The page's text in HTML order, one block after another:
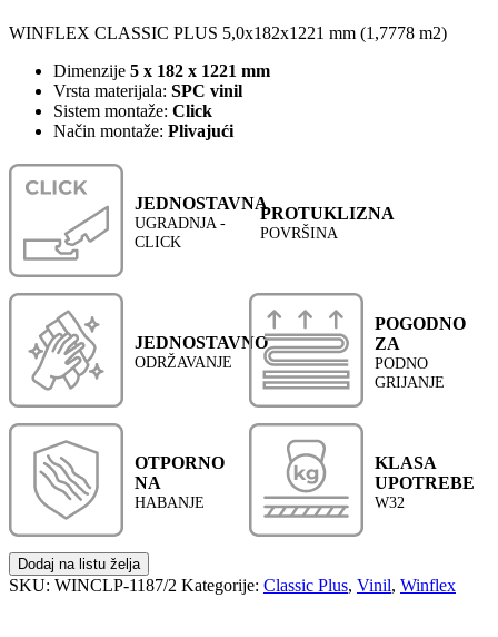
WINFLEX CLASSIC PLUS 5,0x182x1221 mm (1,7778 m2)
Dimenzije 5 x 182 x 1221 mm
Vrsta materijala: SPC vinil
Sistem montaže: Click
Način montaže: Plivajući
JEDNOSTAVNA
UGRADNJA -
CLICK
PROTUKLIZNA
POVRŠINA
JEDNOSTAVNO
ODRŽAVANJE
POGODNO
ZA
PODNO
GRIJANJE
OTPORNO
NA
HABANJE
KLASA
UPOTREBE
W32
Dodaj na listu želja
SKU: WINCLP-1187/2 Kategorije: Classic Plus, Vinil, Winflex